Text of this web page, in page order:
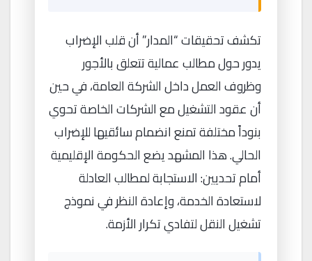
تكشف تحقيقات “المدار” أن قلب الإضراب
يدور حول مطالب عمالية تتعلق بالأجور
وظروف العمل داخل الشركة العامة، في حين
أن عقود التشغيل مع الشركات الخاصة تحوي
بنوداً مختلفة تمنع انضمام سائقيها للإضراب
الحالي. هذا المشهد يضع الحكومة الإقليمية
أمام تحديين: الاستجابة لمطالب العادلة
لاستعادة الخدمة، وإعادة النظر في نموذج
تشغيل النقل لتفادي تكرار الأزمة.